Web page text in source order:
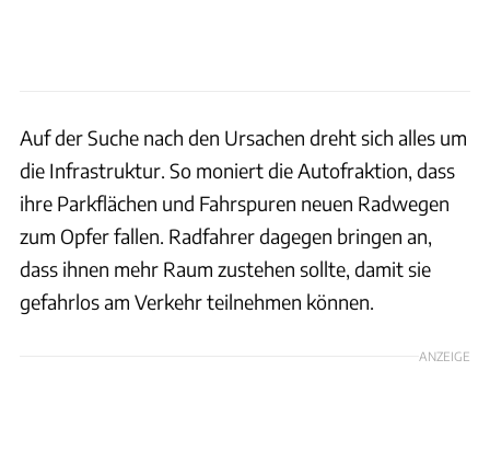
Auf der Suche nach den Ursachen dreht sich alles um
die Infrastruktur. So moniert die Autofraktion, dass
ihre Parkflächen und Fahrspuren neuen Radwegen
zum Opfer fallen. Radfahrer dagegen bringen an,
dass ihnen mehr Raum zustehen sollte, damit sie
gefahrlos am Verkehr teilnehmen können.
ANZEIGE